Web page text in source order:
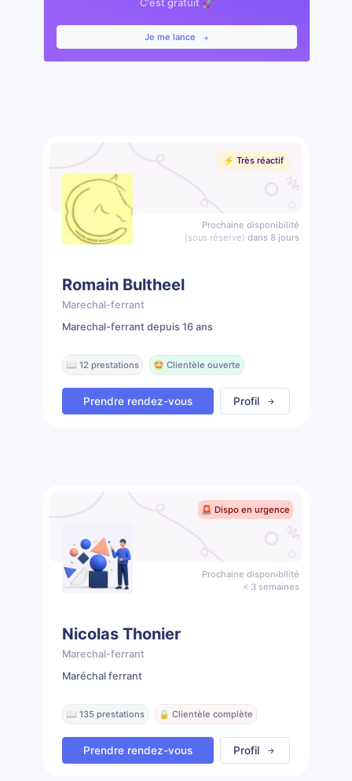
C'est gratuit 🚀
Je me lance
⚡️ Très réactif
Prochaine disponibilité
(sous réserve) dans 8 jours
Romain Bultheel
Marechal-ferrant
Marechal-ferrant depuis 16 ans
📖 12 prestations 🤩 Clientèle ouverte
Prendre rendez-vous Profil
🚨 Dispo en urgence
Prochaine disponibilité
< 3 semaines
Nicolas Thonier
Marechal-ferrant
Maréchal ferrant
📖 135 prestations 🔒 Clientèle complète
Prendre rendez-vous Profil